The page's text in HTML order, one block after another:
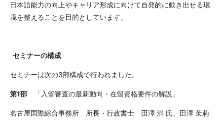
日本語能力の向上やキャリア形成に向けて自発的に動き出せる環
境を整えることを目的としています。
セミナーの構成
セミナーは次の3部構成で行われました。
第1部 「入管審査の最新動向・在留資格要件の解説」
名古屋国際綜合事務所 所長・行政書士 田澤 満 氏、田澤 茉莉